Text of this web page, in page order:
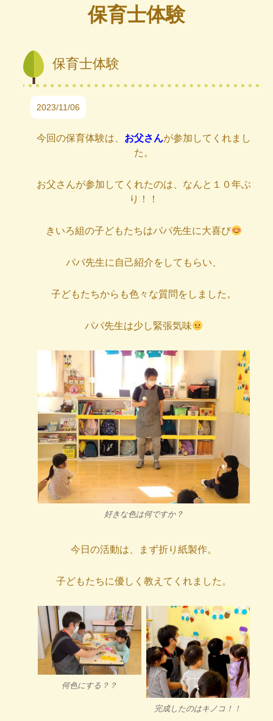
保育士体験
保育士体験
2023/11/06
今回の保育体験は、 お父さんが参加してくれまし
た。
お父さんが参加してくれたのは、なんと１０年ぶ
り！！
きいろ組の子どもたちはパパ先生に大喜び
パパ先生に自己紹介をしてもらい、
子どもたちからも色々な質問をしました。
パパ先生は少し緊張気味
好きな色は何ですか？
今日の活動は、まず折り紙製作。
子どもたちに優しく教えてくれました。
何色にする？？
完成したのはキノコ！！